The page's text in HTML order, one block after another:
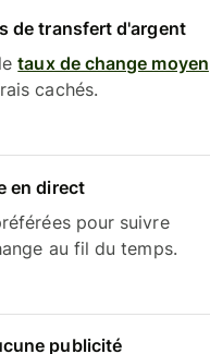
de transfert d'argent
taux de change moyen
cachés.
en direct
pour suivre
au fil du temps.
publicité